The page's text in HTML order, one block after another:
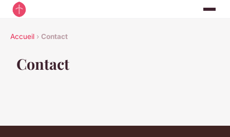
Accueil › Contact
Contact